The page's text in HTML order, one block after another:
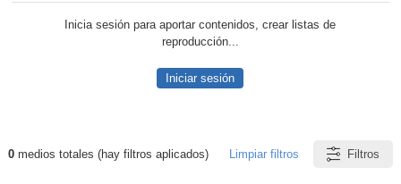
Inicia sesión para aportar contenidos, crear listas de
reproducción...
Iniciar sesión
Resultados de: Binnorie
0medios totales (hay filtros aplicados) Limpiar filtros Filtros